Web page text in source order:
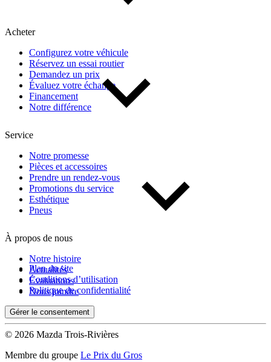
Acheter
Configurez votre véhicule
Réservez un essai routier
Demandez un prix
Évaluez votre échange
Financement
Notre différence
Service
Notre promesse
Pièces et accessoires
Prendre un rendez-vous
Promotions du service
Esthétique
Pneus
À propos de nous
Notre histoire
Actualités
Évaluations
Nous joindre
Plan du site
Conditions d’utilisation
Politique de confidentialité
Gérer le consentement
© 2026 Mazda Trois-Rivières
Membre du groupe Le Prix du Gros